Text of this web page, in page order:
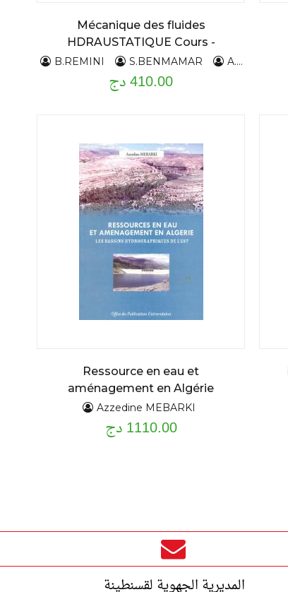
Mécanique des fluides
HDRAUSTATIQUE Cours -
Exercices
B.REMINI S.BENMAMAR A.KETTAB
410.00 دج
Ressource en eau et
aménagement en Algérie
Azzedine MEBARKI
1110.00 دج
المديرية الجهوية لقسنطينة